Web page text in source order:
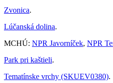
Zvonica.
Lúčanská dolina.
MCHÚ: NPR Javorníček, NPR
Park pri kaštieli.
Tematínske vrchy (SKUEV0380).